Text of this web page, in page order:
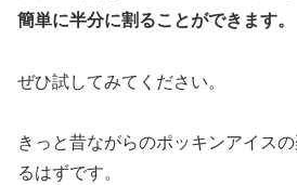
簡単に半分に割ることができます。
ぜひ試してみてください。
きっと昔ながらのポッキンアイス
るはずです。